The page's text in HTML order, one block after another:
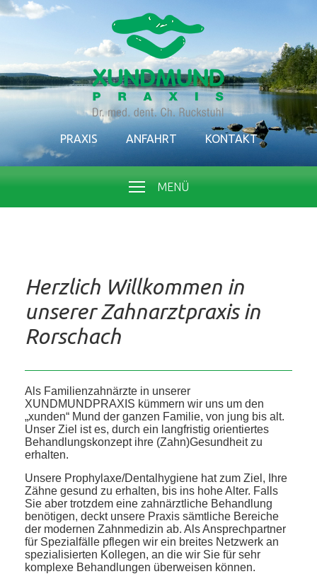
PRAXIS ANFAHRT KONTAKT
MENÜ
Herzlich Willkommen in
unserer Zahnarztpraxis in
Rorschach
Als Familienzahnärzte in unserer
XUNDMUNDPRAXIS kümmern wir uns um den
„xunden“ Mund der ganzen Familie, von jung bis alt.
Unser Ziel ist es, durch ein langfristig orientiertes
Behandlungskonzept ihre (Zahn)Gesundheit zu
erhalten.
Unsere Prophylaxe/Dentalhygiene hat zum Ziel, Ihre
Zähne gesund zu erhalten, bis ins hohe Alter. Falls
Sie aber trotzdem eine zahnärztliche Behandlung
benötigen, deckt unsere Praxis sämtliche Bereiche
der modernen Zahnmedizin ab. Als Ansprechpartner
für Spezialfälle pflegen wir ein breites Netzwerk an
spezialisierten Kollegen, an die wir Sie für sehr
komplexe Behandlungen überweisen können.